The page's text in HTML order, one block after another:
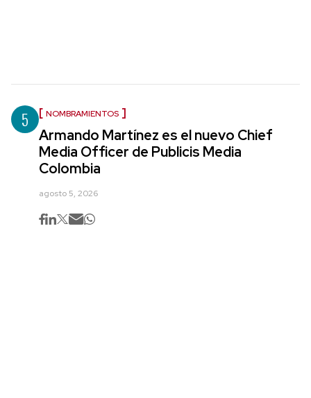
5 NOMBRAMIENTOS
Armando Martínez es el nuevo Chief
Media Officer de Publicis Media
Colombia
agosto 5, 2026